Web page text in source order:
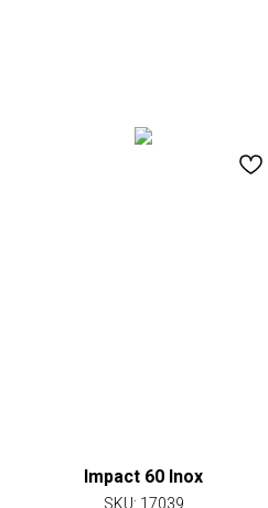
Impact 60 Inox
SKU: 17039